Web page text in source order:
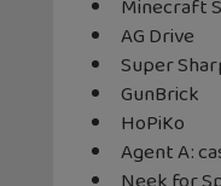
Minecraft
AG Drive
Super
GunBrick
HoPiKo
Agent A: